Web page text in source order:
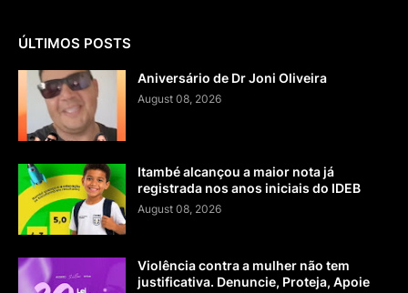
ÚLTIMOS POSTS
Aniversário de Dr Joni Oliveira
August 08, 2026
Itambé alcançou a maior nota já
registrada nos anos iniciais do IDEB
August 08, 2026
Violência contra a mulher não tem
justificativa. Denuncie, Proteja, Apoie